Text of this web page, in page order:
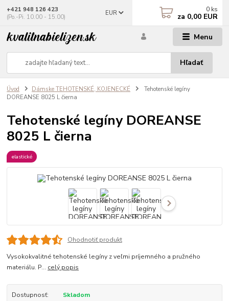
Menu
EUR
Hľadať
+421 948 126 423
(Po.-Pi. 10.00 - 15.00)
0 ks
za 0,00 EUR
Úvod Dámske TEHOTENSKÉ, KOJENECKÉ
Tehotenské legíny
DOREANSE 8025 L čierna
Tehotenské legíny DOREANSE
8025 L čierna
elastické
Ohodnotiť produkt
Vysokokvalitné tehotenské legíny z veľmi príjemného a pružného
materiálu. P... celý popis
Dostupnosť:
Skladom